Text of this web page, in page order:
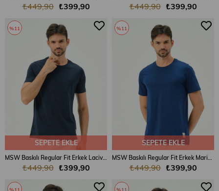
₺399,90
₺449,90 ₺399,90
₺449,90
SEPETE EKLE
MSW Baskılı Regular Fit Erkek Lacivert Bisiklet Yaka T-shirt
₺399,90
₺449,90
%11
SEPETE EKLE
MSW Baskılı Regular Fit Erkek Marin Bisiklet Yaka T-shirt
₺399,90
₺449,90
%11